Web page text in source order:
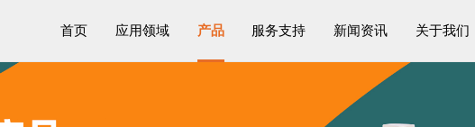
首页 应用领域 产品 服务支持 新闻资讯 关于我们